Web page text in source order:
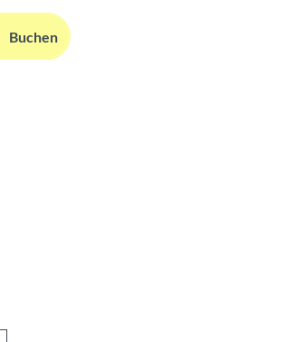
Buchen